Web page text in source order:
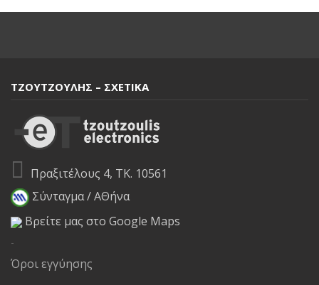
ΤΖΟΥΤΖΟΥΛΗΣ – ΣΧΕΤΙΚΑ
Πραξιτέλους 4, ΤΚ. 10561
Σύνταγμα / ΑΘήνα
Βρείτε μας στο Google Maps
-
Όροι εγγύησης